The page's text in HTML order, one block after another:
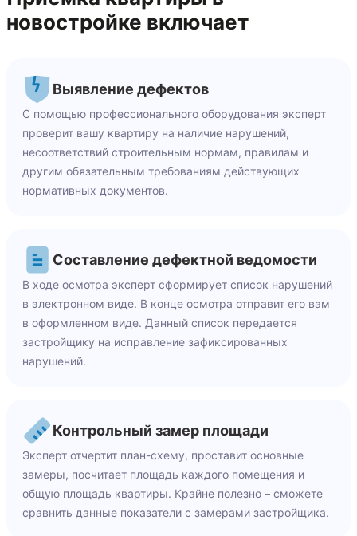
новостройке включает
Выявление дефектов
С помощью профессионального оборудования эксперт
проверит вашу квартиру на наличие нарушений,
несоответствий строительным нормам, правилам и
другим обязательным требованиям действующих
нормативных документов.
Составление дефектной ведомости
В ходе осмотра эксперт сформирует список нарушений
в электронном виде. В конце осмотра отправит его вам
в оформленном виде. Данный список передается
застройщику на исправление зафиксированных
нарушений.
Контрольный замер площади
Эксперт отчертит план-схему, проставит основные
замеры, посчитает площадь каждого помещения и
общую площадь квартиры. Крайне полезно – сможете
сравнить данные показатели с замерами застройщика.